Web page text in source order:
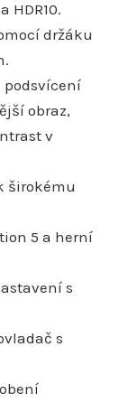
HDR10.
držáku
podsvícení
obraz,
v
širokému
5 a herní
s
s